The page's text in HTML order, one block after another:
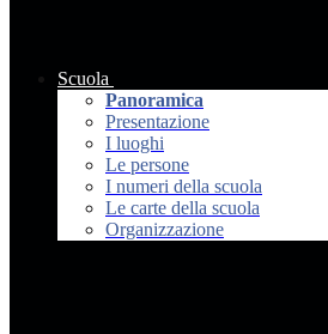
Scuola
Panoramica
Presentazione
I luoghi
Le persone
I numeri della scuola
Le carte della scuola
Organizzazione